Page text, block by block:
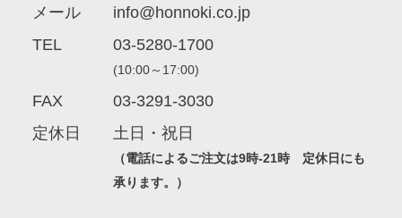
メール
info@honnoki.co.jp
TEL
03-5280-1700
(10:00～17:00)
FAX
03-3291-3030
定休日
土日・祝日
（電話によるご注文は9時-21時 定休日にも
承ります。）